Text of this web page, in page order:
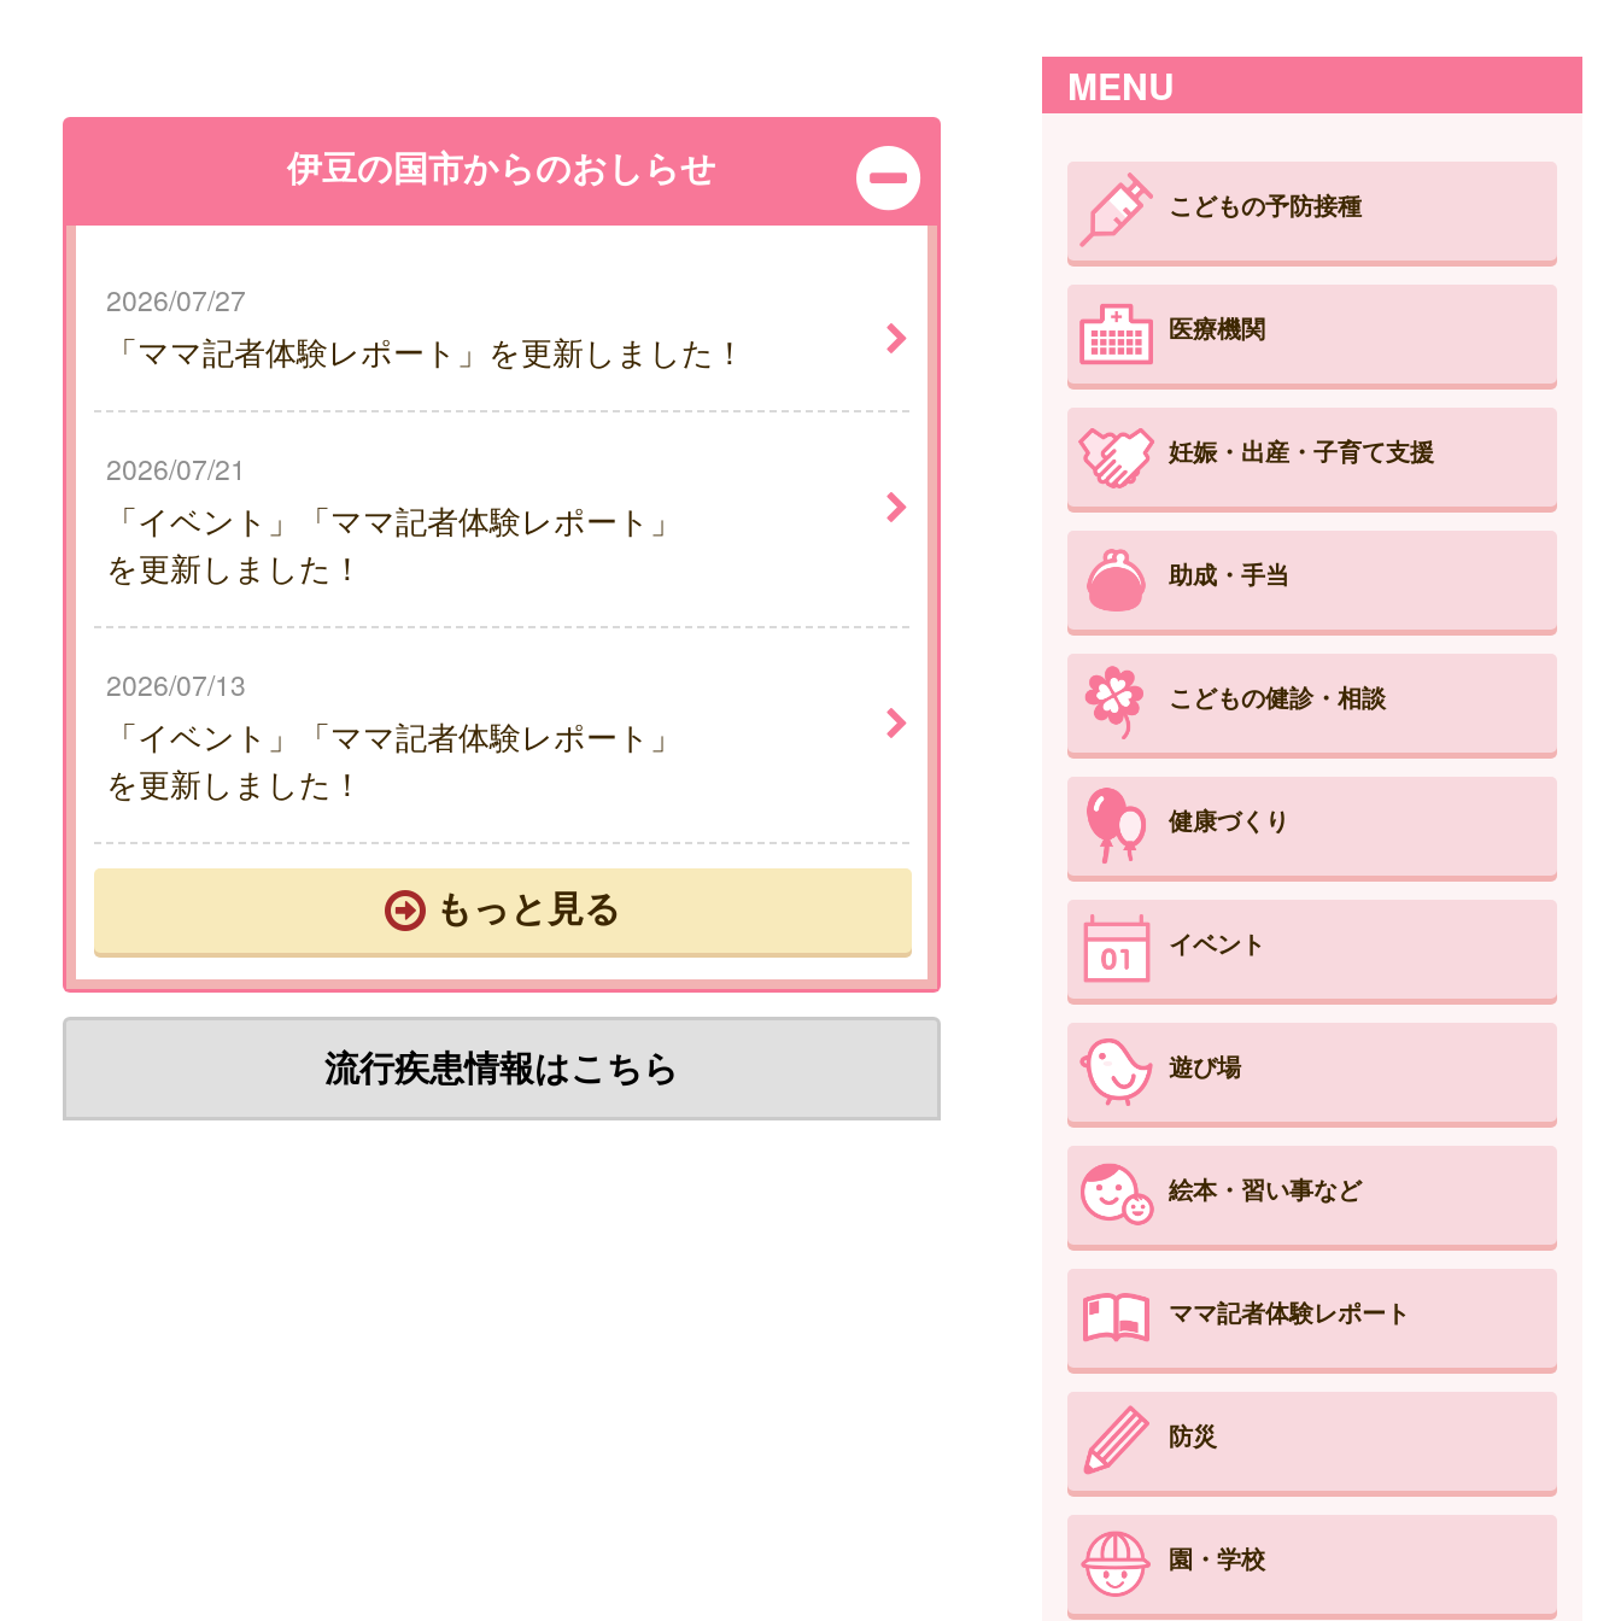
伊豆の国市からのおしらせ
2026/07/27
「ママ記者体験レポート」を更新しました！
2026/07/21
「イベント」「ママ記者体験レポート」
を更新しました！
2026/07/13
「イベント」「ママ記者体験レポート」
を更新しました！
もっと見る
流行疾患情報はこちら
MENU
こどもの予防接種
医療機関
妊娠・出産・子育て支援
助成・手当
こどもの健診・相談
健康づくり
イベント
遊び場
絵本・習い事など
ママ記者体験レポート
防災
園・学校